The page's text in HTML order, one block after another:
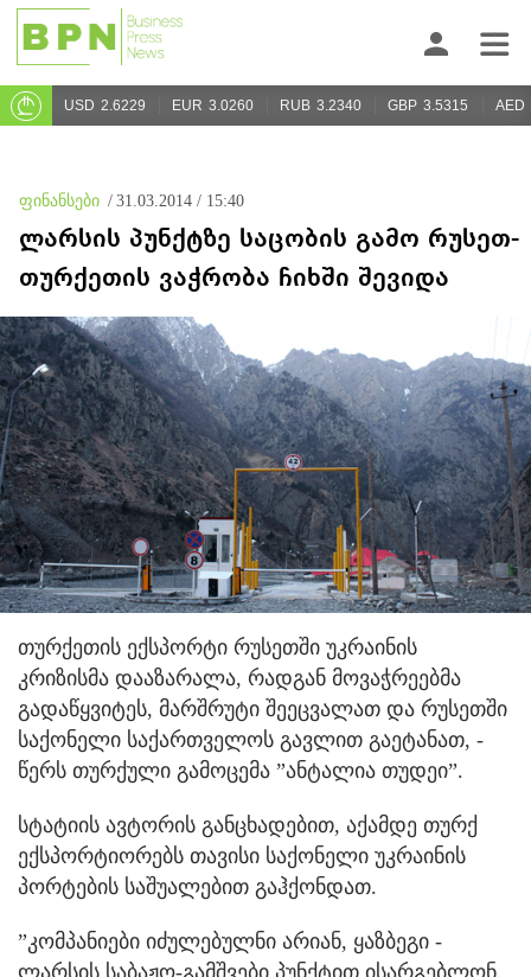
USD 2.6229 EUR 3.0260 RUB 3.2340 GBP 3.5315 AED
ფინანსები / 31.03.2014 / 15:40
ლარსის პუნქტზე საცობის გამო რუსეთ-
თურქეთის ვაჭრობა ჩიხში შევიდა
თურქეთის ექსპორტი რუსეთში უკრაინის
კრიზისმა დააზარალა, რადგან მოვაჭრეებმა
გადაწყვიტეს, მარშრუტი შეეცვალათ და რუსეთში
საქონელი საქართველოს გავლით გაეტანათ, -
წერს თურქული გამოცემა ”ანტალია თუდეი”.
სტატიის ავტორის განცხადებით, აქამდე თურქ
ექსპორტიორებს თავისი საქონელი უკრაინის
პორტების საშუალებით გაჰქონდათ.
”კომპანიები იძულებულნი არიან, ყაზბეგი -